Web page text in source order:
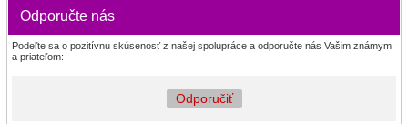
Odporučte nás
Podeľte sa o pozitívnu skúsenosť z našej spolupráce a odporučte nás Vašim známym
a priateľom:
Odporučiť